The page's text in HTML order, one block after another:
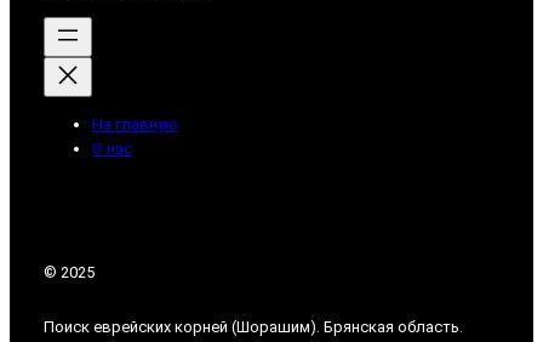
На главную
О нас
© 2025
Поиск еврейских корней (Шорашим). Брянская область.